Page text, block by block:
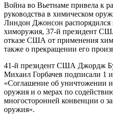
Война во Вьетнаме привела к
руководства в химическом
Линдон Джонсон распорядился
химоружия, 37-й президент
отказе США от применения
также о прекращении его
41-й президент США Джордж
Михаил Горбачев подписали 1
«Соглашение об уничтожении
оружия и о мерах по
многосторонней конвенции о
оружия».